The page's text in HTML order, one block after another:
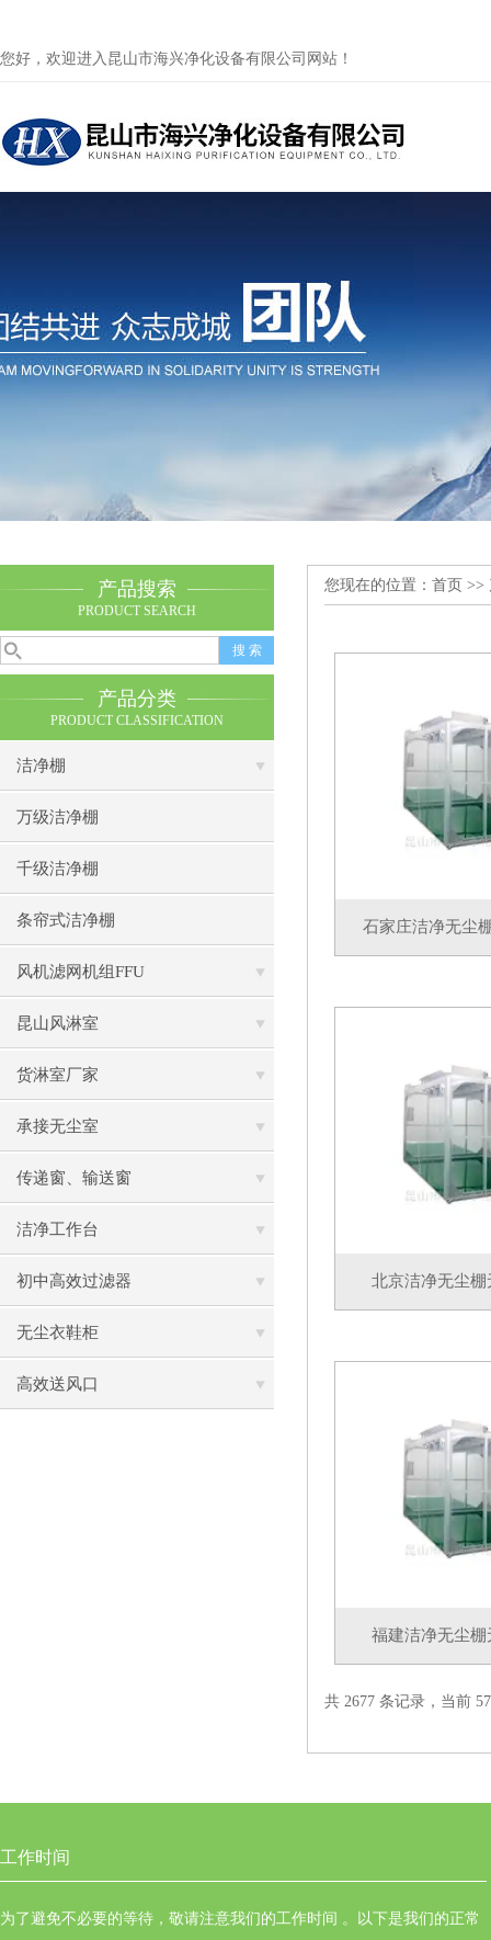
您好，欢迎进入昆山市海兴净化设备有限公司网站！
产品搜索
PRODUCT SEARCH
产品分类
PRODUCT CLASSIFICATION
洁净棚
万级洁净棚
千级洁净棚
条帘式洁净棚
风机滤网机组FFU
昆山风淋室
货淋室厂家
承接无尘室
传递窗、输送窗
洁净工作台
初中高效过滤器
无尘衣鞋柜
高效送风口
您现在的位置： 首页 >>
石家庄洁净无尘
北京洁净无尘
福建洁净无尘
共 2677 条记录，当前
工作时间
为了避免不必要的等待，敬请注意我们的工作时间 。以下是我们的正常